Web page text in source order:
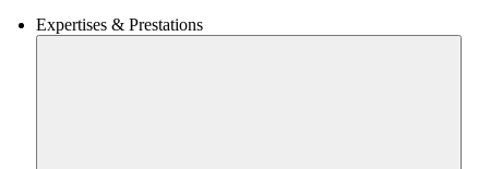
Expertises & Prestations